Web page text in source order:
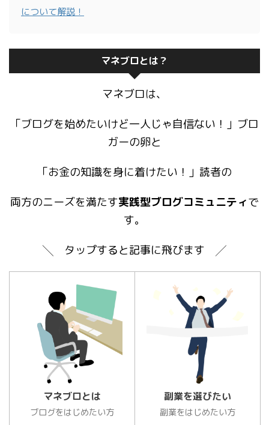
について解説！
マネブロとは？
マネブロは、
「ブログを始めたいけど一人じゃ自信ない！」ブロ
ガーの卵と
「お金の知識を身に着けたい！」読者の
両方のニーズを満たす実践型ブログコミュニティで
す。
╲ タップすると記事に飛びます ╱
マネブロとは
ブログをはじめたい方
副業を選びたい
副業をはじめたい方